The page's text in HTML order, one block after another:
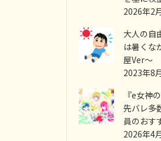
2026年2
大人の自
は暑くな
屋Ver～
2023年8
『e女神
先バレ多
員のおす
2026年4